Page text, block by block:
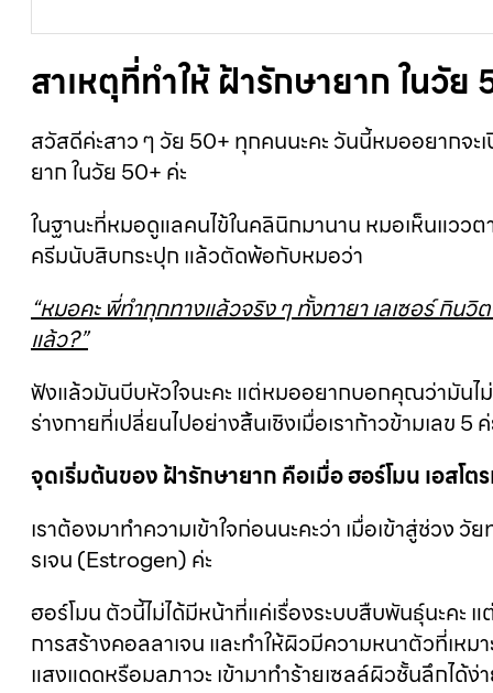
สาเหตุที่ทำให้ ฝ้ารักษายาก ในวั
สวัสดีค่ะสาว ๆ วัย 50+ ทุกคนนะคะ วันนี้หมออยากจะ
ยาก ในวัย 50+ ค่ะ
ในฐานะที่หมอดูแลคนไข้ในคลินิกมานาน หมอเห็นแว
ครีมนับสิบกระปุก แล้วตัดพ้อกับหมอว่า
“หมอคะ พี่ทำทุกทางแล้วจริง ๆ ทั้งทายา เลเซอร์ กินวิ
แล้ว?”
ฟังแล้วมันบีบหัวใจนะคะ แต่หมออยากบอกคุณว่ามันไม่
ร่างกายที่เปลี่ยนไปอย่างสิ้นเชิงเมื่อเราก้าวข้ามเลข 5
จุดเริ่มต้นของ ฝ้ารักษายาก คือเมื่อ ฮอร์โมน เอสโต
เราต้องมาทำความเข้าใจก่อนนะคะว่า เมื่อเข้าสู่ช่วง
รเจน (Estrogen) ค่ะ
ฮอร์โมน ตัวนี้ไม่ได้มีหน้าที่แค่เรื่องระบบสืบพันธุ์นะคะ
การสร้างคอลลาเจน และทำให้ผิวมีความหนาตัวที่เห
แสงแดดหรือมลภาวะ เข้ามาทำร้ายเซลล์ผิวชั้นลึกได้